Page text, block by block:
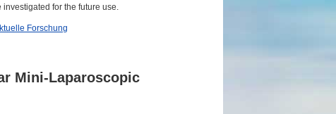
for the future use.
Forschung
Mini-Laparoscopic